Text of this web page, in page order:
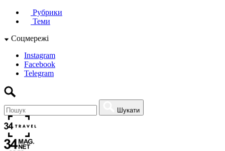
Рубрики
Теми
Соцмережі
Instagram
Facebook
Telegram
Шукати